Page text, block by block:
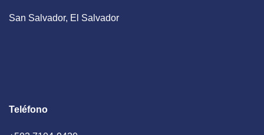
San Salvador, El Salvador
Teléfono